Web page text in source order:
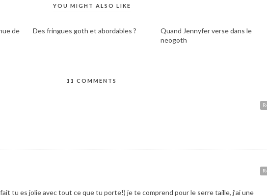
YOU MIGHT ALSO LIKE
de
Des fringues goth et abordables ?
Quand Jennyfer verse dans le
neogoth
11 COMMENTS
tu es jolie avec tout ce que tu porte!) je te comprend pour le serre taille, j’ai une